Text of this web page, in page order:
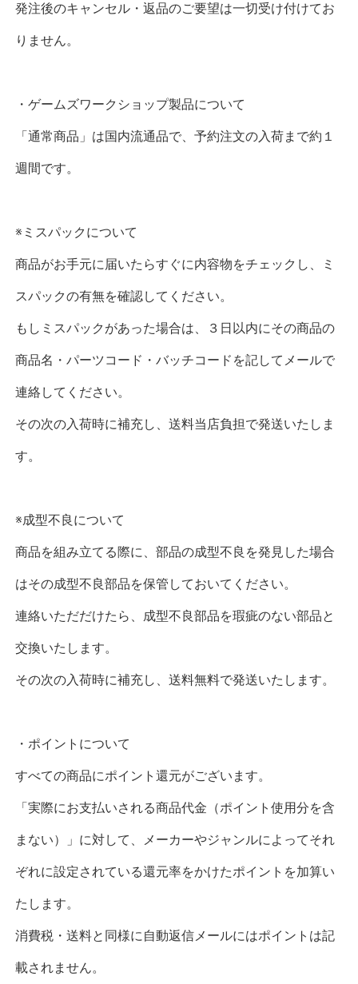
発注後のキャンセル・返品のご要望は一切受け付けてお
りません。
・ゲームズワークショップ製品について
「通常商品」は国内流通品で、予約注文の入荷まで約１
週間です。
※ミスパックについて
商品がお手元に届いたらすぐに内容物をチェックし、ミ
スパックの有無を確認してください。
もしミスパックがあった場合は、３日以内にその商品の
商品名・パーツコード・バッチコードを記してメールで
連絡してください。
その次の入荷時に補充し、送料当店負担で発送いたしま
す。
※成型不良について
商品を組み立てる際に、部品の成型不良を発見した場合
はその成型不良部品を保管しておいてください。
連絡いただだけたら、成型不良部品を瑕疵のない部品と
交換いたします。
その次の入荷時に補充し、送料無料で発送いたします。
・ポイントについて
すべての商品にポイント還元がございます。
「実際にお支払いされる商品代金（ポイント使用分を含
まない）」に対して、メーカーやジャンルによってそれ
ぞれに設定されている還元率をかけたポイントを加算い
たします。
消費税・送料と同様に自動返信メールにはポイントは記
載されません。